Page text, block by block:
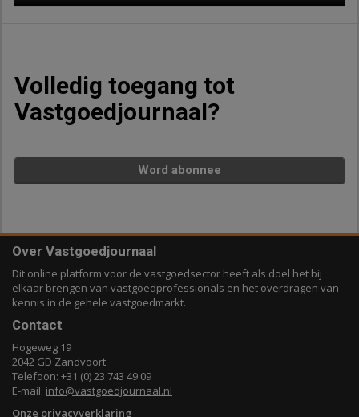
Volledig toegang tot
Vastgoedjournaal?
Word abonnee
Over Vastgoedjournaal
Dit online platform voor de vastgoedsector heeft als doel het bij
elkaar brengen van vastgoedprofessionals en het overdragen van
kennis in de gehele vastgoedmarkt.
Contact
Hogeweg 19
2042 GD Zandvoort
Telefoon: +31 (0) 23 743 49 09
E-mail: info@vastgoedjournaal.nl
Onze privacyverklaring